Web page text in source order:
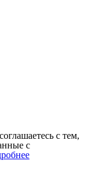
с тем,
с